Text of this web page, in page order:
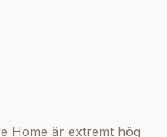
Home är extremt hög